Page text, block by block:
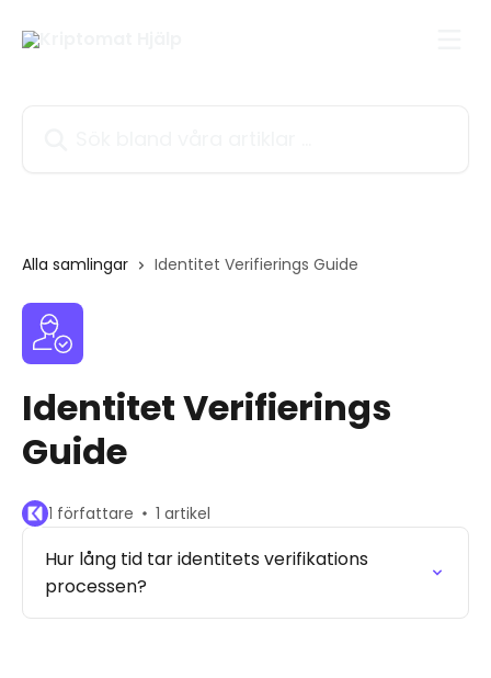
Alla samlingar Identitet Verifierings Guide
Identitet Verifierings
Guide
1 författare 1 artikel
Hur lång tid tar identitets verifikations
processen?